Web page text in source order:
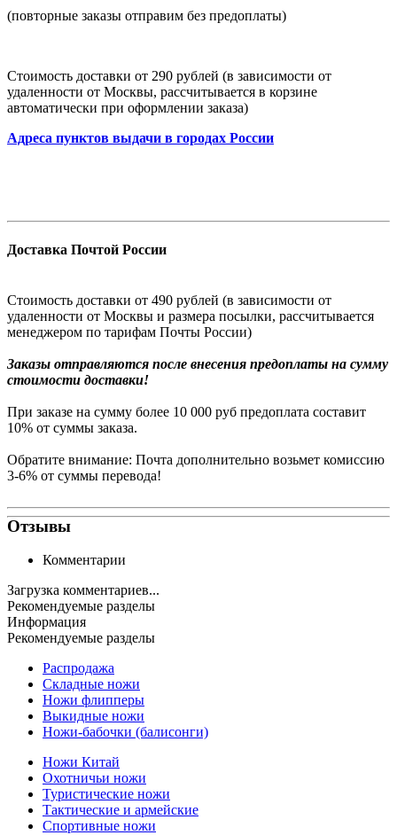
(повторные заказы отправим без предоплаты)
Стоимость доставки от 290 рублей (в зависимости от
удаленности от Москвы, рассчитывается в корзине
автоматически при оформлении заказа)
Адреса пунктов выдачи в городах России
Доставка Почтой России
Стоимость доставки от 490 рублей (в зависимости от
удаленности от Москвы и размера посылки, рассчитывается
менеджером по тарифам Почты России)
Заказы отправляются после внесения предоплаты на сумму
стоимости доставки!
При заказе на сумму более 10 000 руб предоплата составит
10% от суммы заказа.
Обратите внимание: Почта дополнительно возьмет комиссию
3-6% от суммы перевода!
Отзывы
Комментарии
Загрузка комментариев...
Рекомендуемые разделы
Информация
Рекомендуемые разделы
Распродажа
Складные ножи
Ножи флипперы
Выкидные ножи
Ножи-бабочки (балисонги)
Ножи Китай
Охотничьи ножи
Туристические ножи
Тактические и армейские
Спортивные ножи